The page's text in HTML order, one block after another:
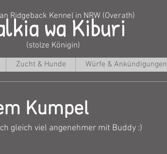
Ridgeback Kennel in NRW (Overath)
wa Kiburi
(stolze Königin)
Zucht & Hunde Würfe & Ankündigungen
Kumpel
gleich viel angenehmer mit Buddy :)